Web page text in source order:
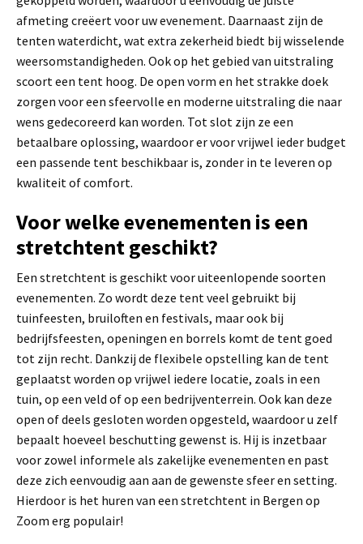
afmeting creëert voor uw evenement. Daarnaast zijn de
tenten waterdicht, wat extra zekerheid biedt bij wisselende
weersomstandigheden. Ook op het gebied van uitstraling
scoort een tent hoog. De open vorm en het strakke doek
zorgen voor een sfeervolle en moderne uitstraling die naar
wens gedecoreerd kan worden. Tot slot zijn ze een
betaalbare oplossing, waardoor er voor vrijwel ieder budget
een passende tent beschikbaar is, zonder in te leveren op
kwaliteit of comfort.
Voor welke evenementen is een
stretchtent geschikt?
Een stretchtent is geschikt voor uiteenlopende soorten
evenementen. Zo wordt deze tent veel gebruikt bij
tuinfeesten, bruiloften en festivals, maar ook bij
bedrijfsfeesten, openingen en borrels komt de tent goed
tot zijn recht. Dankzij de flexibele opstelling kan de tent
geplaatst worden op vrijwel iedere locatie, zoals in een
tuin, op een veld of op een bedrijventerrein. Ook kan deze
open of deels gesloten worden opgesteld, waardoor u zelf
bepaalt hoeveel beschutting gewenst is. Hij is inzetbaar
voor zowel informele als zakelijke evenementen en past
deze zich eenvoudig aan aan de gewenste sfeer en setting.
Hierdoor is het huren van een stretchtent in Bergen op
Zoom erg populair!